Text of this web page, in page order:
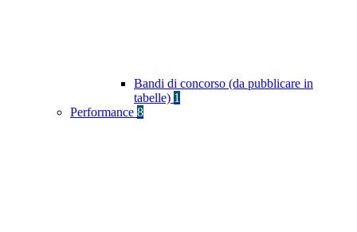
Bandi di concorso (da pubblicare in
tabelle) 1
Performance 8